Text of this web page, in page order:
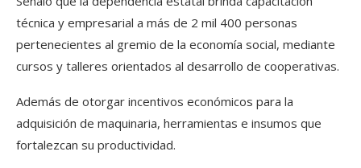
técnica y empresarial a más de 2 mil 400 personas
pertenecientes al gremio de la economía social, mediante
cursos y talleres orientados al desarrollo de cooperativas.
Además de otorgar incentivos económicos para la
adquisición de maquinaria, herramientas e insumos que
fortalezcan su productividad.